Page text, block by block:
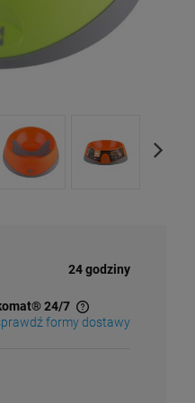
na
Szarpak zze skóry
24 godziny
24/7
kosztów płatności
formy dostawy